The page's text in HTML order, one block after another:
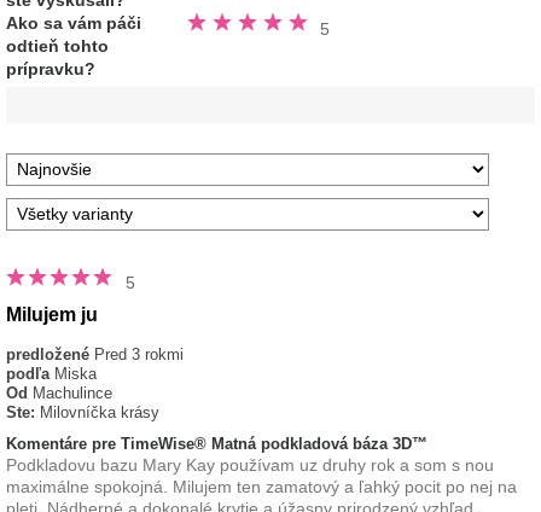
Ako sa vám páči
odtieň tohto
prípravku?
5
Hodnotené
5.0
5
Milujem ju
predložené Pred 3 rokmi
podľa Miska
Od Machulince
Ste: Milovníčka krásy
Komentáre pre TimeWise® Matná podkladová báza 3D™
Podkladovu bazu Mary Kay používam uz druhy rok a som s nou
maximálne spokojná. Milujem ten zamatový a ľahký pocit po nej na
pleti. Nádherné a dokonalé krytie a úžasny prirodzený vzhľad.